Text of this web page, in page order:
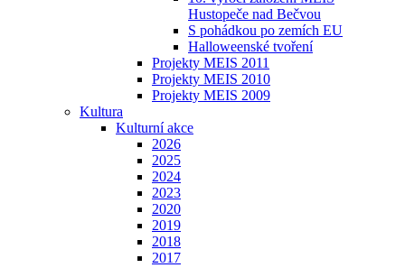
Hustopeče nad Bečvou
S pohádkou po zemích EU
Halloweenské tvoření
Projekty MEIS 2011
Projekty MEIS 2010
Projekty MEIS 2009
Kultura
Kulturní akce
2026
2025
2024
2023
2020
2019
2018
2017